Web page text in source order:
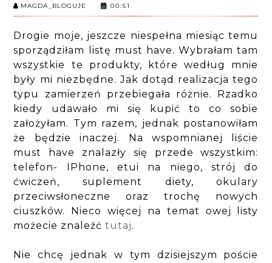
MAGDA_BLOGUJE 00:51
Drogie moje, jeszcze niespełna miesiąc temu
sporządziłam listę must have. Wybrałam tam
wszystkie te produkty, które według mnie
były mi niezbędne. Jak dotąd realizacja tego
typu zamierzeń przebiegała różnie. Rzadko
kiedy udawało mi się kupić to co sobie
założyłam. Tym razem, jednak postanowiłam
że będzie inaczej. Na wspomnianej liście
must have znalazły się przede wszystkim:
telefon- IPhone, etui na niego, strój do
ćwiczeń, suplement diety, okulary
przeciwsłoneczne oraz trochę nowych
ciuszków. Nieco więcej na temat owej listy
możecie znaleźćtutaj.
Nie chcę jednak w tym dzisiejszym poście